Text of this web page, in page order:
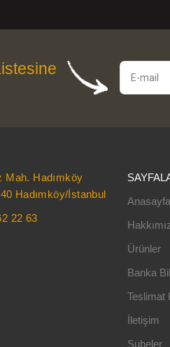
Mah. Hadımköy
Hadımköy/İstanbul
22 63
Anasayfa
Ürünler
Banka
Teslimat
İletişim
Şubeler